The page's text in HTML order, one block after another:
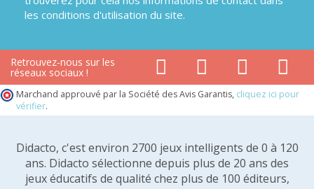
les conditions d'utilisation du site.
Retrouvez-nous sur les
réseaux sociaux !
Marchand approuvé par la Société des Avis Garantis, cliquez ici pour
vérifier.
Didacto, c'est environ 2700 jeux intelligents de 0 à 120
ans. Didacto sélectionne depuis plus de 20 ans des
jeux éducatifs de qualité chez plus de 100 éditeurs,